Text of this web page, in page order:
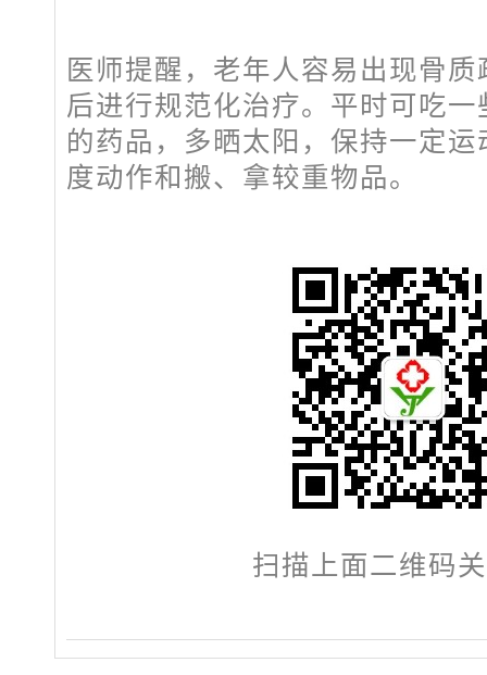
医师提醒，老年人容易出现骨
后进行规范化治疗。平时可吃
的药品，多晒太阳，保持一定
度动作和搬、拿较重物品。
扫描上面二维码